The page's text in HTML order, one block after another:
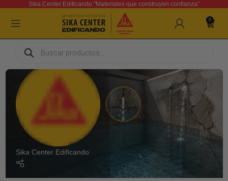
Sika Center Edificando "Materiales que construyen confianza"
0
Sika Center Edificando